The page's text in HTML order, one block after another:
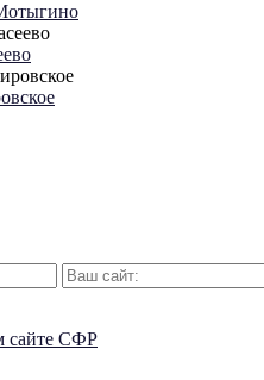
сайте СФР